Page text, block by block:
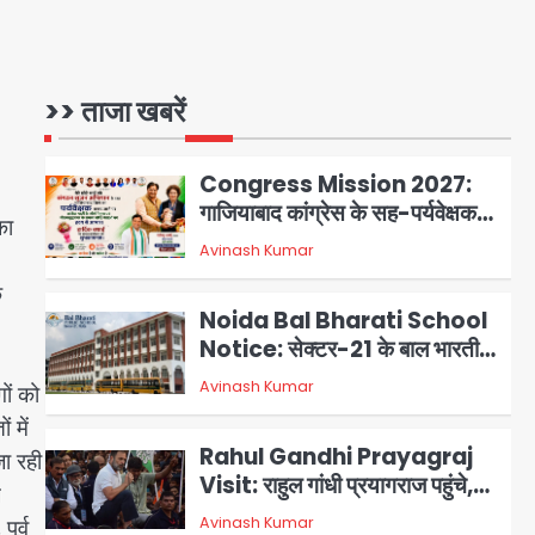
को
में
रही
>> ताजा खबरें
1
टला; मरीजों की सुरक्षा पर उठे सवाल
2
Congress Mission 2027:
गाजियाबाद कांग्रेस के सह-पर्यवेक्षक
बने सतेन्द्र शर्मा, गौतमबुद्धनगर नेताओं
ने जताया आभार
Avinash Kumar
3
Noida Bal Bharati School
Notice: सेक्टर-21 के बाल भारती
स्कूल में बिना खिड़की-वेंटिलेशन
बेसमेंट में चल रही थी 8वीं की क्लास,
नोटिस
Avinash Kumar
4
Rahul Gandhi Prayagraj
Visit: राहुल गांधी प्रयागराज पहुंचे,
साथ में प्रियंका की बेटी मिराया; केपी
Avinash Kumar